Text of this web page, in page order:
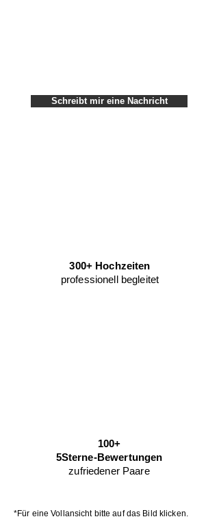
Schreibt mir eine Nachricht
300+ Hochzeiten
professionell begleitet
100+
5Sterne-Bewertungen
zufriedener Paare
*Für eine Vollansicht bitte auf das Bild klicken.